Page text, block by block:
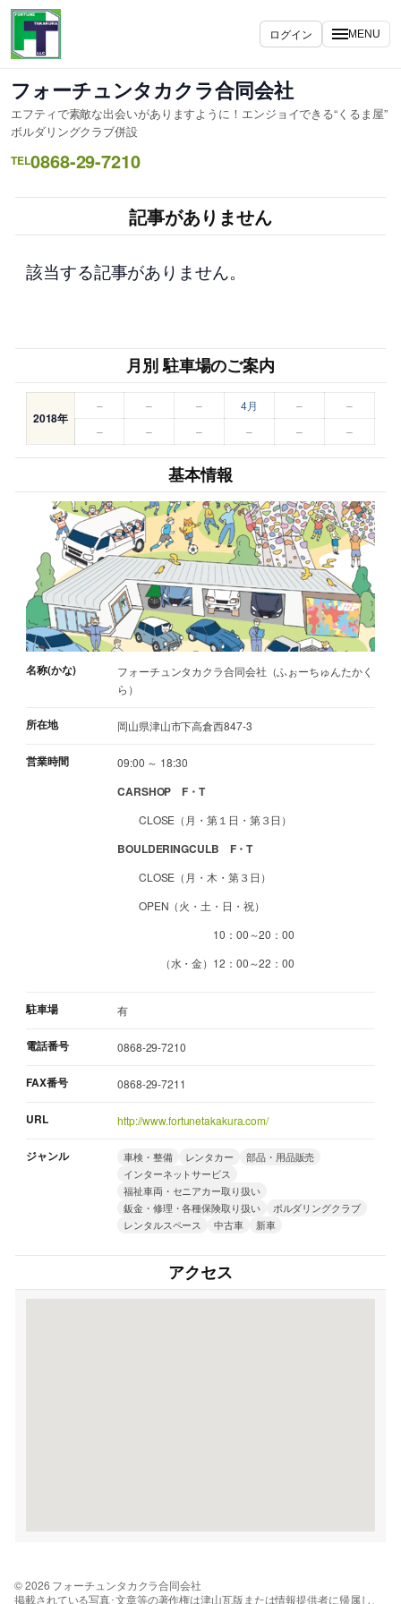
内
を
キ
ッ
プ
ログイン MENU
フォーチュンタカクラ合同会社
エフティで素敵な出会いがありますように！エンジョイできる“くるま屋”
ボルダリングクラブ併設
TEL0868-29-7210
記事がありません
該当する記事がありません。
月別 駐車場のご案内
2018年
– – – 4月 –
–
–
– – – – –
基本情報
名称(かな)
フォーチュンタカクラ合同会社（ふぉーちゅんたかく
ら）
所在地 岡山県津山市下高倉西847-3
営業時間 09:00 ～ 18:30
CARSHOP F・T
CLOSE（月・第１日・第３日）
BOULDERINGCULB F・T
CLOSE（月・木・第３日）
OPEN（火・土・日・祝）
10：00～20：00
（水・金）12：00～22：00
駐車場 有
電話番号 0868-29-7210
FAX番号 0868-29-7211
URL http://www.fortunetakakura.com/
ジャンル 車検・整備 レンタカー
部品・用品販売
インターネットサービス
福祉車両・セニアカー取り扱い
鈑金・修理・各種保険取り扱い
ボルダリングクラブ
レンタルスペース
中古車 新車
アクセス
© 2026 フォーチュンタカクラ合同会社
掲載されている写真･文章等の著作権は津山瓦版または情報提供者に帰属し、